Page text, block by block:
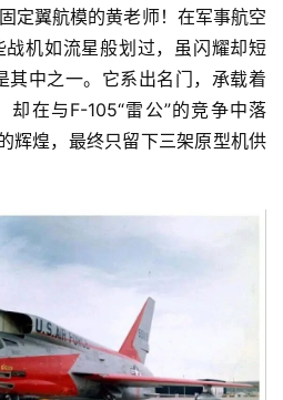
定翼航模的黄老师！在军事航空
机如流星般划过，虽闪耀却短
其中之一。它系出名门，承载着
却在与F-105“雷公”的竞争中落
辉煌，最终只留下三架原型机供